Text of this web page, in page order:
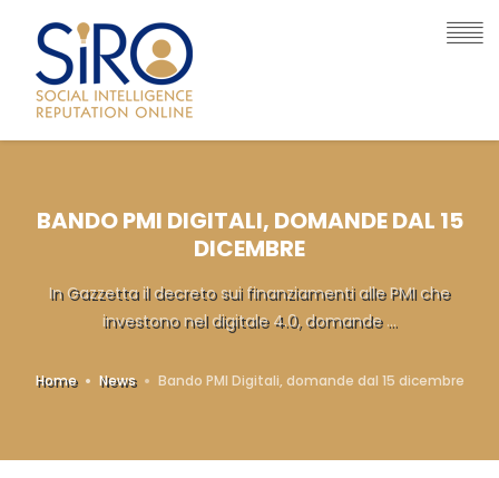
BANDO PMI DIGITALI, DOMANDE DAL 15
DICEMBRE
In Gazzetta il decreto sui finanziamenti alle PMI che
investono nel digitale 4.0, domande ...
Home News Bando PMI Digitali, domande dal 15 dicembre